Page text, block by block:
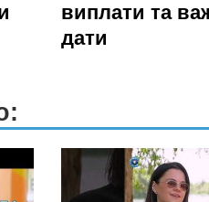
виплати та
дати